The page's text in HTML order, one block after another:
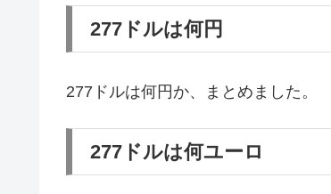
277ドルは何円
277ドルは何円か、まとめました。
277ドルは何ユーロ